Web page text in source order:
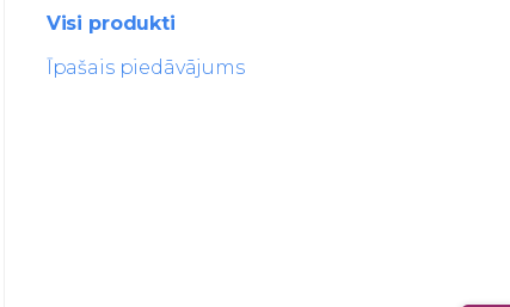
Visi produkti
Īpašais piedāvājums